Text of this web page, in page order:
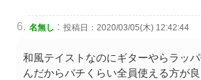
名無し : 投稿日：2020/03/05(木) 12:42:44
和風テイストなのにギターやらラッ
んだからバチくらい全員使える方が